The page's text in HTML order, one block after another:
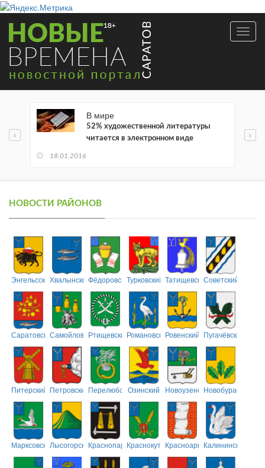
В мире
52% художественной литературы
читается в электронном виде
18.01.2016
НОВОСТИ РАЙОНОВ
ЭнгельсскийХвалынскийФёдоровскийТурковский ТатищевскийСоветский
СаратовскийСамойловскийРтищевскийРомановскийРовенский Пугачёвский
Питерский ПетровскийПерелюбскийОзинский НовоузенскийНовобурасский
МарксовскийЛысогорскийКраснопартизанский
КраснокутскийКрасноармейский
Калининский